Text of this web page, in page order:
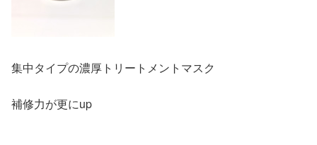
集中タイプの濃厚トリートメントマスク
補修力が更にup